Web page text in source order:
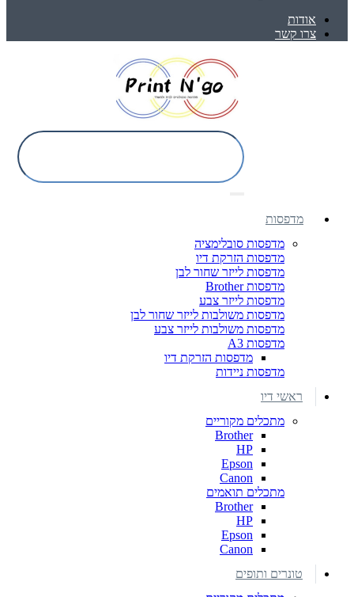
אודות
צרו קשר
מדפסות
מדפסות סובלימציה
מדפסות הזרקת דיו
מדפסות לייזר שחור לבן
מדפסות Brother
מדפסות לייזר צבע
מדפסות משולבות לייזר שחור לבן
מדפסות משולבות לייזר צבע
מדפסות A3
מדפסות הזרקת דיו
מדפסות ניידות
ראשי דיו
מתכלים מקוריים
Brother
HP
Epson
Canon
מתכלים תואמים
Brother
HP
Epson
Canon
טונרים ותופים